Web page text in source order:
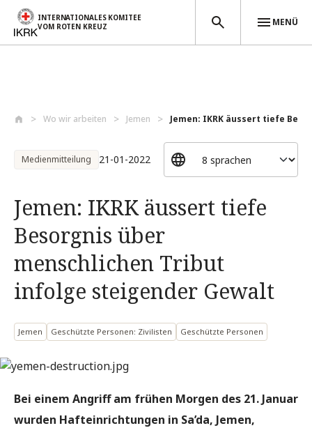
INTERNATIONALES KOMITEE
VOM ROTEN KREUZ
MENÜ
Wo wir arbeiten Jemen Jemen: IKRK äussert tiefe
Medienmitteilung 21-01-2022
Jemen: IKRK äussert tiefe
Besorgnis über
menschlichen Tribut
infolge steigender Gewalt
Jemen Geschützte Personen: Zivilisten Geschützte Personen
Bei einem Angriff am frühen Morgen des 21. Januar
wurden Hafteinrichtungen in Sa’da, Jemen,